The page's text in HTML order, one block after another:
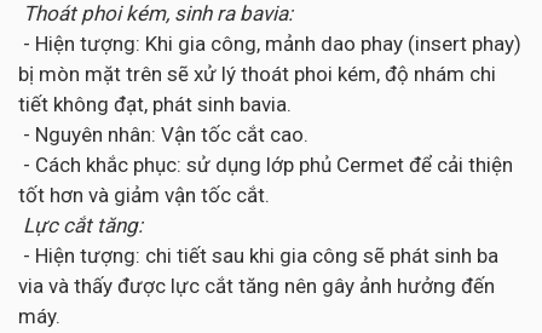
Thoát phoi kém, sinh ra bavia:
- Hiện tượng: Khi gia công, mảnh dao phay (insert phay)
bị mòn mặt trên sẽ xử lý thoát phoi kém, độ nhám chi
tiết không đạt, phát sinh bavia.
- Nguyên nhân: Vận tốc cắt cao.
- Cách khắc phục: sử dụng lớp phủ Cermet để cải thiện
tốt hơn và giảm vận tốc cắt.
Lực cắt tăng:
- Hiện tượng: chi tiết sau khi gia công sẽ phát sinh ba
via và thấy được lực cắt tăng nên gây ảnh hưởng đến
máy.